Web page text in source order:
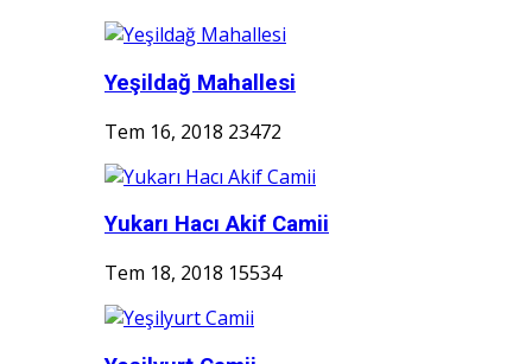
Yeşildağ Mahallesi
Tem 16, 2018 23472
Yukarı Hacı Akif Camii
Tem 18, 2018 15534